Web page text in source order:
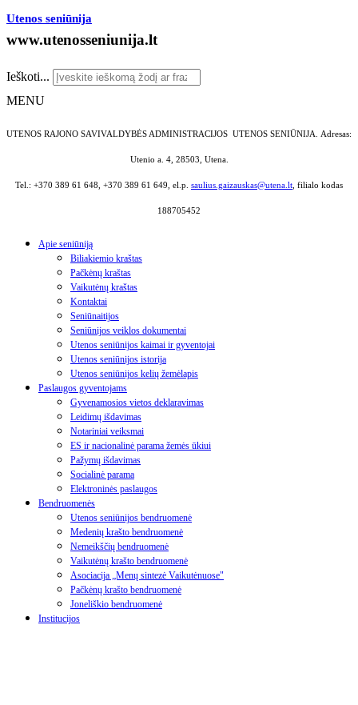
Utenos seniūnija
www.utenosseniunija.lt
Ieškoti...
MENU
UTENOS RAJONO SAVIVALDYBĖS ADMINISTRACIJOS UTENOS SENIŪNIJA. Adresas:
Utenio a. 4, 28503, Utena.
Tel.: +370 389 61 648, +370 389 61 649, el.p. saulius.gaizauskas@utena.lt, filialo kodas
188705452
Apie seniūniją
Biliakiemio kraštas
Pačkėnų kraštas
Vaikutėnų kraštas
Kontaktai
Seniūnaitijos
Seniūnijos veiklos dokumentai
Utenos seniūnijos kaimai ir gyventojai
Utenos seniūnijos istorija
Utenos seniūnijos kelių žemėlapis
Paslaugos gyventojams
Gyvenamosios vietos deklaravimas
Leidimų išdavimas
Notariniai veiksmai
ES ir nacionalinė parama žemės ūkiui
Pažymų išdavimas
Socialinė parama
Elektroninės paslaugos
Bendruomenės
Utenos seniūnijos bendruomenė
Medenių krašto bendruomenė
Nemeikščių bendruomenė
Vaikutėnų krašto bendruomenė
Asociacija „Menų sintezė Vaikutėnuose"
Pačkėnų krašto bendruomenė
Joneliškio bendruomenė
Institucijos